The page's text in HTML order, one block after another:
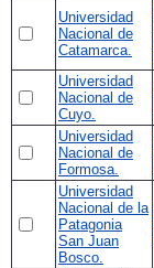
Universidad
Nacional de
Catamarca.
Universidad
Nacional de
Cuyo.
Universidad
Nacional de
Formosa.
Universidad
Nacional de la
Patagonia
San Juan
Bosco.